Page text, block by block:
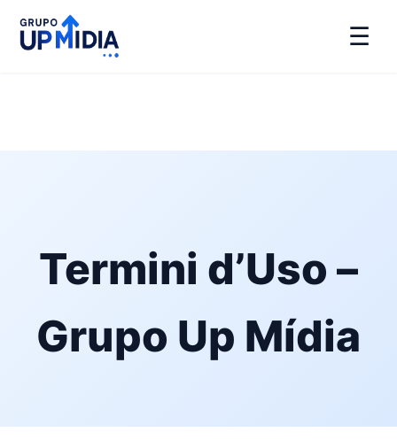
☰
Termini d’Uso –
Grupo Up Mídia